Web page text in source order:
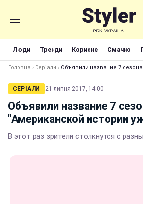
Люди Тренди Корисне Смачно
Головна › Серіали › Объявили
СЕРІАЛИ 21 липня 2017, 14:00
Объявили название 7
"Американской истории
В этот раз зрители столкнутся с